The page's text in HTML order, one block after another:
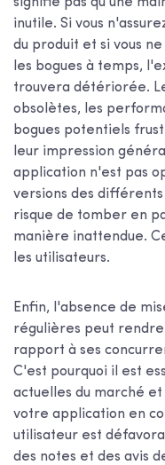
inutile. Si vous
du produit et si vous
les bogues à temps,
trouvera détériorée.
obsolètes, les
bogues potentiels
leur impression
application n'est pas
versions des
risque de tomber en
manière inattendue.
les utilisateurs.
Enfin, l'absence de
régulières peut
rapport à ses
C'est pourquoi il est
actuelles du marché
votre application en
utilisateur est
des notes et des avis